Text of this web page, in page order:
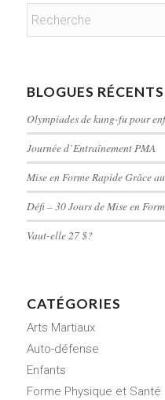
BLOGUES RÉCENTS
Olympiades de kung-fu pour
Journée d’Entraînement PMA
Mise en Forme Rapide Grâce
Défi – 30 Jours de Mise en
Vaut-elle 27 $?
CATÉGORIES
Arts Martiaux
Auto-défense
Enfants
Forme Physique et Santé